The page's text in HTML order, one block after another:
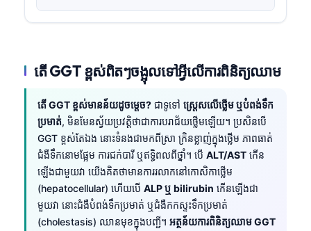
តើ GGT ខ្ពស់ពិតៗចង្អុលទៅអ្វីលើការពិនិត្យឈាម
តើ GGT ខ្ពស់មានន័យដូចម្តេច? ជាទូទៅ ស្ត្រេសលើថ្លើម ឬបំពង់ទឹក
ប្រមាត់, មិនមែនស្វ័យប្រវត្តិថាជាការបរាជ័យថ្លើមឡើយ។ ប្រសិនបើ
GGT ខ្ពស់តែឯង នោះទំនងជាមកពីស្រា ក្រិនខ្លាញ់ក្នុងថ្លើម ភាពធាត់
ជំងឺទឹកនោមផ្អែម ការជក់បារី ឬឥទ្ធិពលពីថ្នាំ។ បើ ALT/AST កើន
ឡើងជាមួយវា យើងគិតថាមានការរលាកនៅកោសិកាថ្លើម
(hepatocellular) ហើយបើ ALP ឬ bilirubin កើនឡើងជា
មួយវា នោះជំងឺបំពង់ទឹកប្រមាត់ ឬជំងឺកកស្ទះទឹកប្រមាត់
(cholestasis) ឈានមុខក្នុងបញ្ជី។ អត្ថន័យការពិនិត្យឈាម GGT